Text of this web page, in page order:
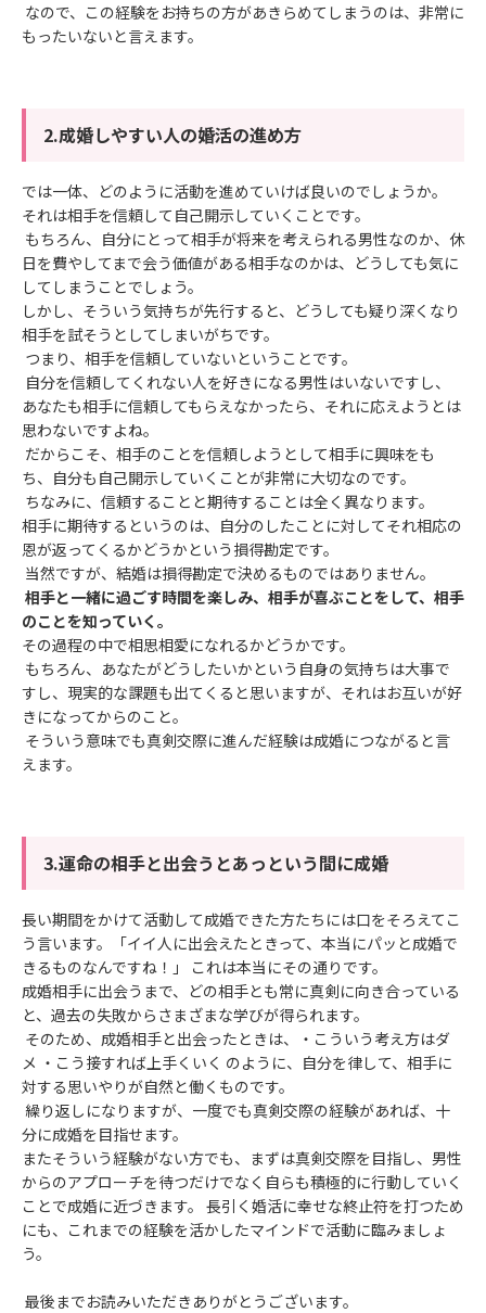
なので、この経験をお持ちの方があきらめてしまうのは、非常に
もったいないと言えます。
2.成婚しやすい人の婚活の進め方
では一体、どのように活動を進めていけば良いのでしょうか。
それは相手を信頼して自己開示していくことです。
もちろん、自分にとって相手が将来を考えられる男性なのか、休
日を費やしてまで会う価値がある相手なのかは、どうしても気に
してしまうことでしょう。
しかし、そういう気持ちが先行すると、どうしても疑り深くなり
相手を試そうとしてしまいがちです。
つまり、相手を信頼していないということです。
自分を信頼してくれない人を好きになる男性はいないですし、
あなたも相手に信頼してもらえなかったら、それに応えようとは
思わないですよね。
だからこそ、相手のことを信頼しようとして相手に興味をも
ち、自分も自己開示していくことが非常に大切なのです。
ちなみに、信頼することと期待することは全く異なります。
相手に期待するというのは、自分のしたことに対してそれ相応の
恩が返ってくるかどうかという損得勘定です。
当然ですが、結婚は損得勘定で決めるものではありません。
相手と一緒に過ごす時間を楽しみ、相手が喜ぶことをして、相手
のことを知っていく。
その過程の中で相思相愛になれるかどうかです。
もちろん、あなたがどうしたいかという自身の気持ちは大事で
すし、現実的な課題も出てくると思いますが、それはお互いが好
きになってからのこと。
そういう意味でも真剣交際に進んだ経験は成婚につながると言
えます。
3.運命の相手と出会うとあっという間に成婚
長い期間をかけて活動して成婚できた方たちには口をそろえてこ
う言います。「イイ人に出会えたときって、本当にパッと成婚で
きるものなんですね！」 これは本当にその通りです。
成婚相手に出会うまで、どの相手とも常に真剣に向き合っている
と、過去の失敗からさまざまな学びが得られます。
そのため、成婚相手と出会ったときは、・こういう考え方はダ
メ ・こう接すれば上手くいく のように、自分を律して、相手に
対する思いやりが自然と働くものです。
繰り返しになりますが、一度でも真剣交際の経験があれば、十
分に成婚を目指せます。
またそういう経験がない方でも、まずは真剣交際を目指し、男性
からのアプローチを待つだけでなく自らも積極的に行動していく
ことで成婚に近づきます。 長引く婚活に幸せな終止符を打つため
にも、これまでの経験を活かしたマインドで活動に臨みましょ
う。
最後までお読みいただきありがとうございます。